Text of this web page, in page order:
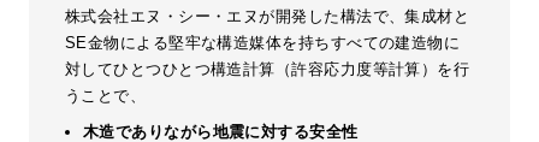
株式会社エヌ・シー・エヌが開発した構法で、集成材と
SE金物による堅牢な構造媒体を持ちすべての建造物に
対してひとつひとつ構造計算（許容応力度等計算）を行
うことで、
木造でありながら地震に対する安全性